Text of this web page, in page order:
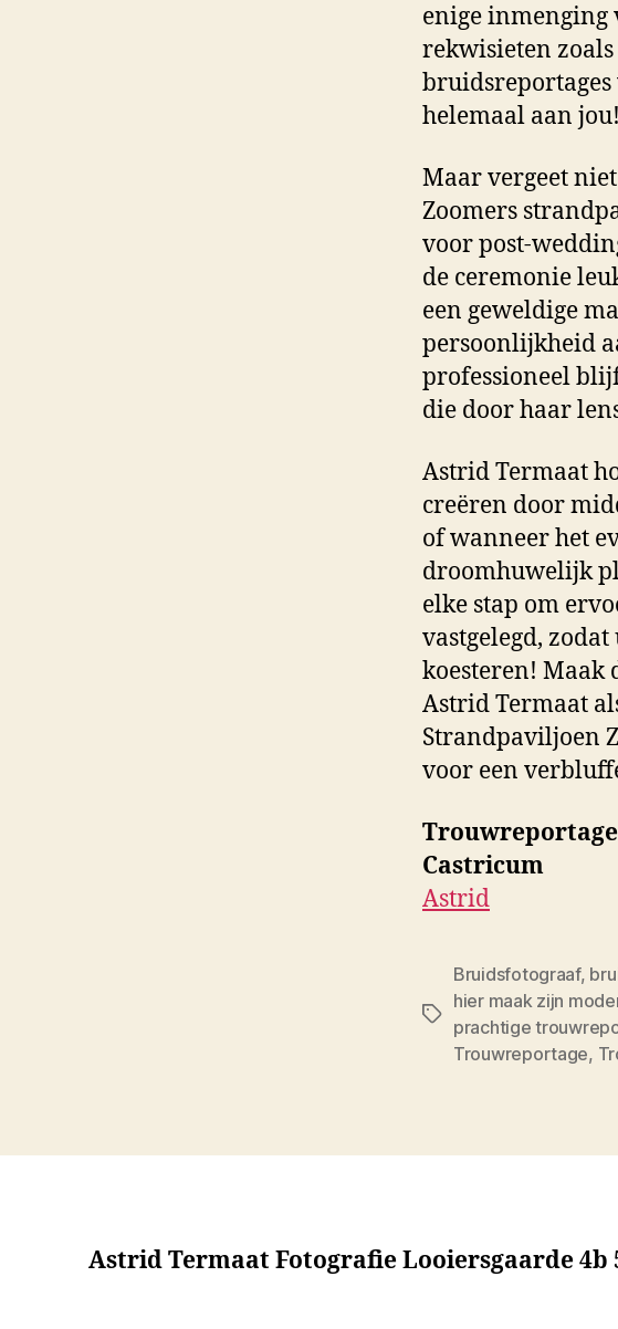
enige inmenging
rekwisieten
helemaal aan jou!
Maar vergeet
Zoomers
voor post-
de ceremonie
een geweldige
persoonlijkheid
professioneel
die door haar
Astrid Termaat
creëren door
of wanneer het
droomhuwelijk
elke stap om
vastgelegd,
koesteren! Maak
Astrid Termaat
Strandpaviljoen
voor een
Castricum
Astrid
Tags
Bruidsfotograaf,
hier maak zijn
prachtige
Trouwreportage,
Astrid Termaat Fotografie Looiersgaarde 4b